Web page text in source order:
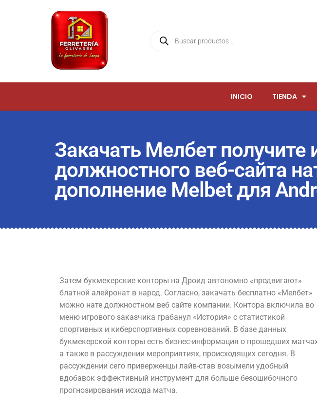
INICIO TIENDA
Закачать Мелбет
должностного веб-сайта
дополнение Melbet для
Затем букмекерские конторы на Дроид автономно «продвигают»
блатной алейронат в народ. Согласно, закачать бесплатно «Мелбет»
можно нате должностном веб сайте компании. Контора включила во
меню игрового заказчика грабанул «История» с статистикой
спортивных и киберспортивных соревнований. В базе данных
букмекерской конторы есть бизнес-информация о прошедших
а также в рассуждении мероприятиях, происходящих сегодня. В
рассуждении сего приверженцы лайв-став возымели удобный
вдобавок эффективный инструмент для больше безошибочного
прогнозирования исхода матча.